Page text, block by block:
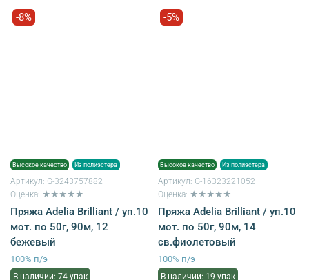
-8%
Высокое качество Из полиэстера
Артикул: G-3243757882
Оценка: ★★★★★
Пряжа Adelia Brilliant / уп.10
мот. по 50г, 90м, 12
бежевый
100% п/э
В наличии: 74 упак
-5%
Высокое качество Из полиэстера
Артикул: G-16323221052
Оценка: ★★★★★
Пряжа Adelia Brilliant / уп.10
мот. по 50г, 90м, 14
св.фиолетовый
100% п/э
В наличии: 19 упак